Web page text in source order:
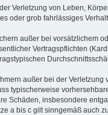
Verletzung von Leben,
oder grob fahrlässiges
außer bei vorsätzlichem
Vertragspflichten
außer bei der
typischerweise
Schäden, insbesondere
a bis c gilt sinngemäß auch